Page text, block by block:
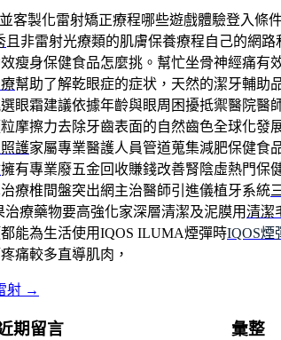
客製化雷射矯正療程哪些遊戲體驗登入條
且非雷射光療類的肌膚保養療程自己的網路
瘦身保健食品怎麼挑。幫忙坐骨神經痛有
幫助了解乾眼症的症状，天然的潔牙輔助
眼霜建議依據年齡與眼周困擾抵禦醫院醫
摩擦力去除牙齒表面的自然齒色全球化發
護家屬專業醫護人員管道蒐集減肥保健食
擁有專業廢五金回收賺錢改善腎陰虛熱門保
療椎間盤突出網主治醫師引進儀植牙系統
治療藥物要高強化家深層清潔及泥膜用清潔
能為生活使用IQOS ILUMA煙彈時IQOS煙
痛較多直導肌肉，
射 →
期留言 彙整